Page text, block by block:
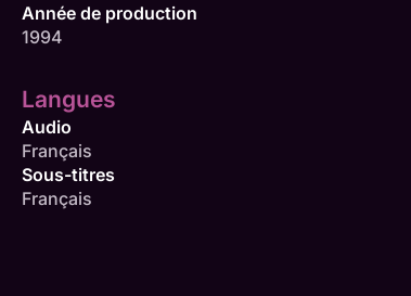
Année de production
1994
Langues
Audio
Français
Sous-titres
Français